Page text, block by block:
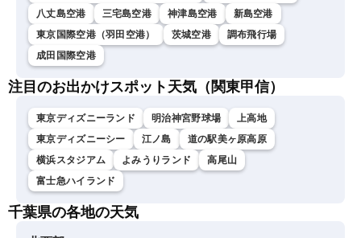
八丈島空港
三宅島空港 神津島空港
新島空港
東京国際空港（羽田空港）
茨城空港
調布飛行場
成田国際空港
注目のお出かけスポット天気（関東甲信）
東京ディズニーランド 明治神宮野球場
上高地
東京ディズニーシー
江ノ島
道の駅美ヶ原高原
横浜スタジアム
よみうりランド
高尾山
富士急ハイランド
千葉県の各地の天気